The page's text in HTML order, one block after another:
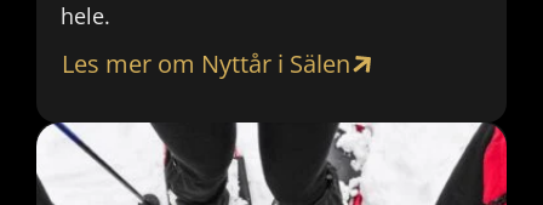
hele.
Les mer om Nyttår i Sälen